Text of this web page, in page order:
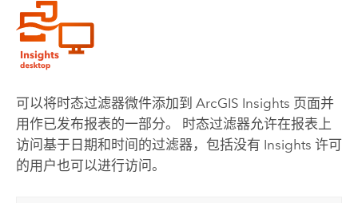
可以将时态过滤器微件添加到 ArcGIS Insights 页面并
用作已发布报表的一部分。 时态过滤器允许在报表上
访问基于日期和时间的过滤器，包括没有 Insights 许可
的用户也可以进行访问。